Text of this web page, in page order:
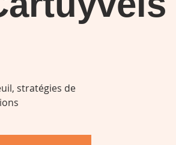
stratégies de